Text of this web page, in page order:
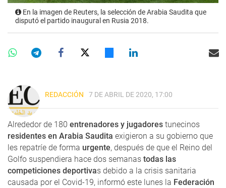
En la imagen de Reuters, la selección de Arabia Saudita que
disputó el partido inaugural en Rusia 2018.
REDACCIÓN 7 DE ABRIL DE 2020, 17:00
Alrededor de 180 entrenadores y jugadores tunecinos
residentes en Arabia Saudita exigieron a su gobierno que
les repatríe de forma urgente, después de que el Reino del
Golfo suspendiera hace dos semanas todas las
competiciones deportivas debido a la crisis sanitaria
causada por el Covid-19, informó este lunes la Federación